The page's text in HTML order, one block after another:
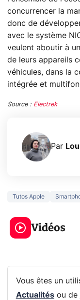
concurrencer la
donc de
avec le système
veulent aboutir à
de leurs appareils
véhicules, dans la
intégrée et
Source : Electrek
Par
Tutos Apple
Vidéos
3 écrans
319€ ?
CQ32G4ZA
Vous êtes un
Actualitésou de